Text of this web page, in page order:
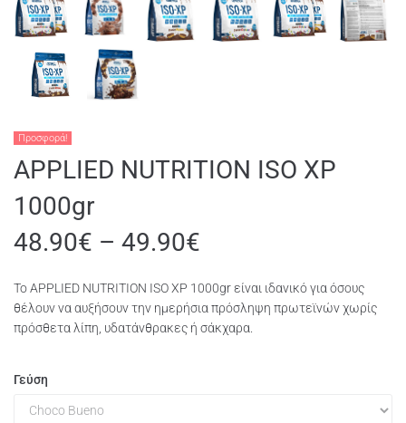
Προσφορά!
APPLIED NUTRITION ISO XP
1000gr
48.90€ – 49.90€
Το APPLIED NUTRITION ISO XP 1000gr είναι ιδανικό για όσους
θέλουν να αυξήσουν την ημερήσια πρόσληψη πρωτεϊνών χωρίς
πρόσθετα λίπη, υδατάνθρακες ή σάκχαρα.
Γεύση